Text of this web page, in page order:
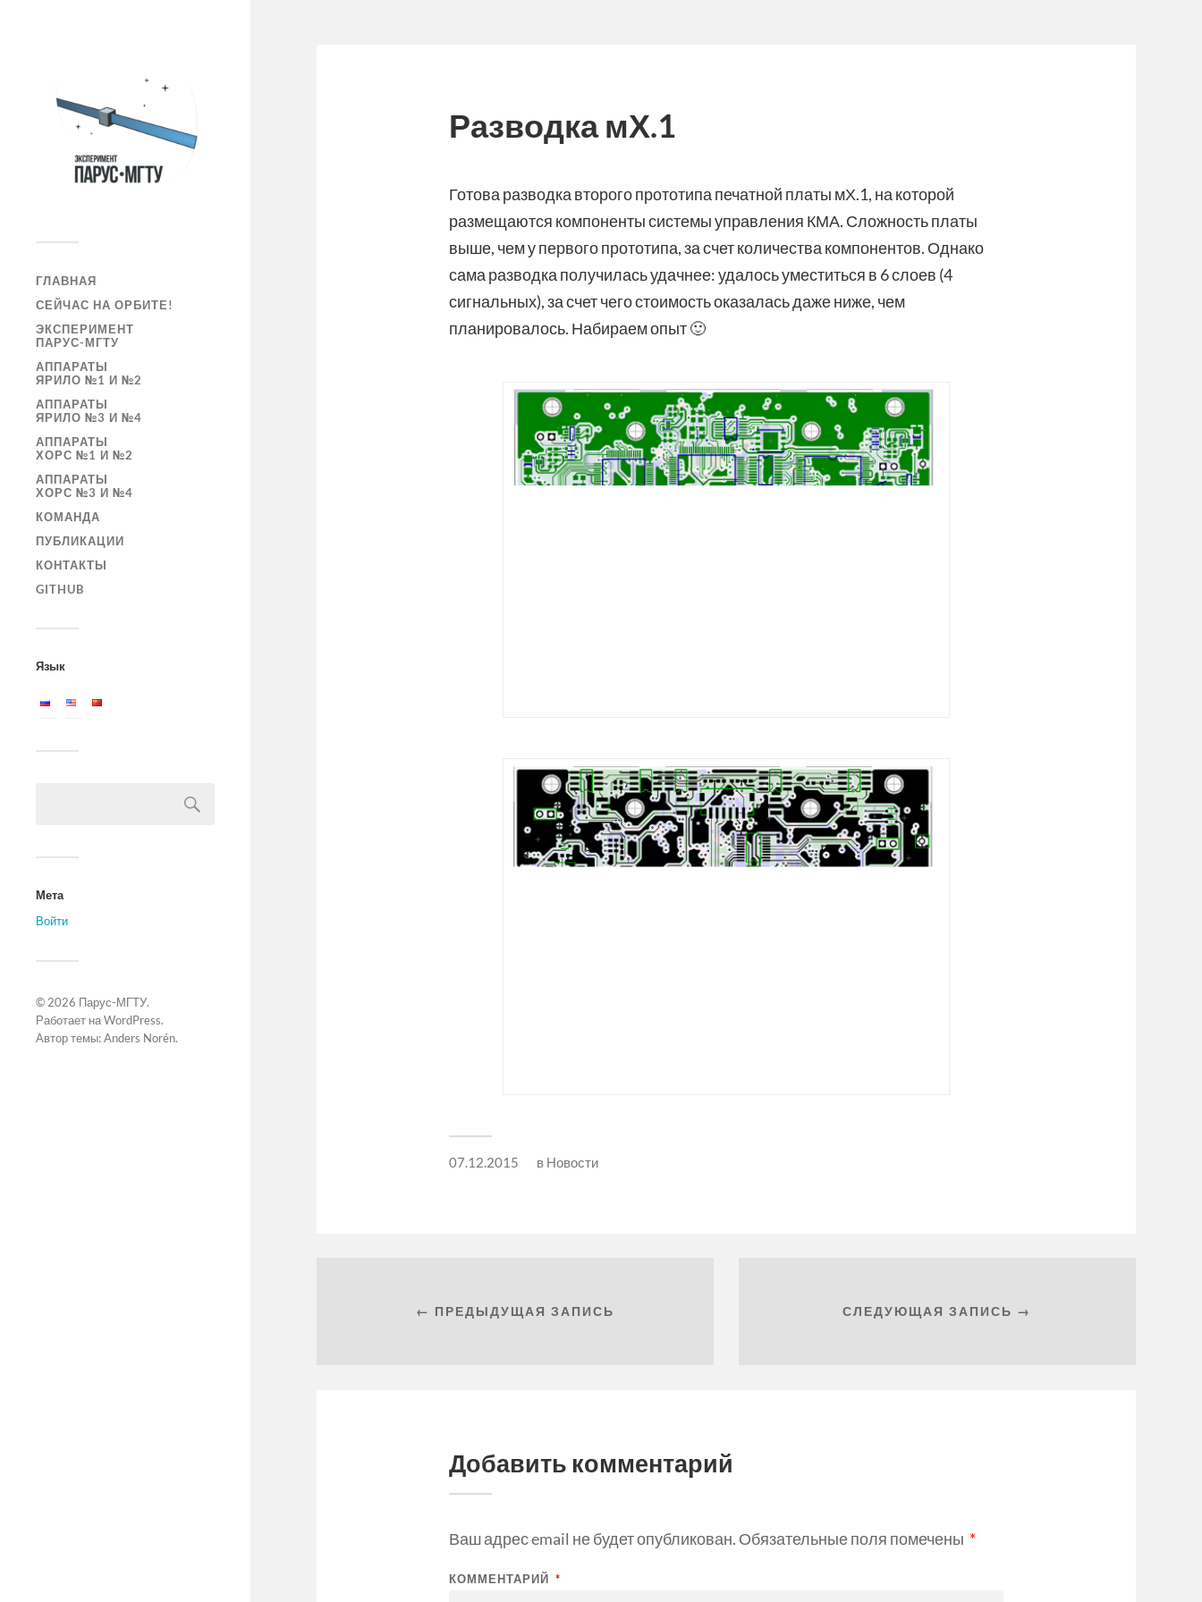
ГЛАВНАЯ
СЕЙЧАС НА ОРБИТЕ!
ЭКСПЕРИМЕНТ
ПАРУС-МГТУ
АППАРАТЫ
ЯРИЛО №1 И №2
АППАРАТЫ
ЯРИЛО №3 И №4
АППАРАТЫ
ХОРС №1 И №2
АППАРАТЫ
ХОРС №3 И №4
КОМАНДА
ПУБЛИКАЦИИ
КОНТАКТЫ
GITHUB
Язык
Мета
Войти
© 2026 Парус-МГТУ.
Работает наWordPress.
Автор темы:Anders Norén.
Разводка мХ.1
Готова разводка второго прототипа печатной платы мХ.1, на которой
размещаются компоненты системы управления КМА. Сложность платы
выше, чем у первого прототипа, за счет количества компонентов. Однако
сама разводка получилась удачнее: удалось уместиться в 6 слоев (4
сигнальных), за счет чего стоимость оказалась даже ниже, чем
планировалось. Набираем опыт 🙂
07.12.2015 в Новости
← ПРЕДЫДУЩАЯ ЗАПИСЬ СЛЕДУЮЩАЯ ЗАПИСЬ →
Добавить комментарий
Ваш адрес email не будет опубликован. Обязательные поля помечены *
КОММЕНТАРИЙ *